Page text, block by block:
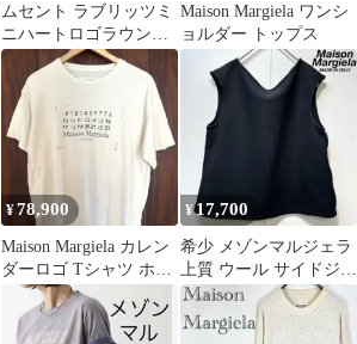
ムセント ラブリッツミ
ニハートロゴラウンド
ネック 半袖Tシャツ セ
ット
Maison Margiela ワンシ
ョルダー トップス
¥78,900
Maison Margiela カレン
ダーロゴ Tシャツ ホワ
イト M
¥17,700
希少 メゾンマルジェラ
上質 ウール サイドジッ
プ デザイン ベスト 38